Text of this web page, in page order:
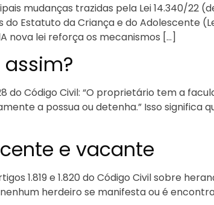
mudanças trazidas pela Lei 14.340/22
Estatuto da Criança e do Adolescente
nova lei reforça os mecanismos […]
do Código Civil: “O proprietário tem a
a possua ou detenha.” Isso significa
e vacante
1.819 e 1.820 do Código Civil sobre
herdeiro se manifesta ou é